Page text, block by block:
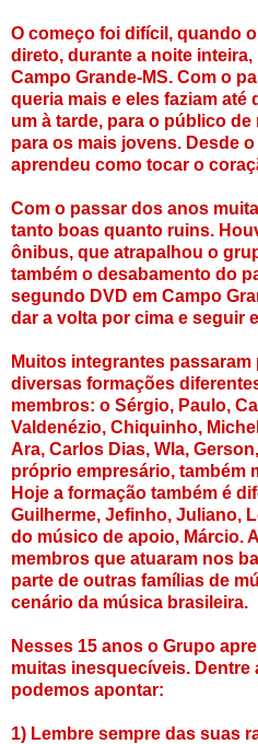
O começo foi difícil, quando
direto, durante a noite
Campo Grande-MS. Com o
queria mais e eles faziam
um à tarde, para o público
para os mais jovens. Desde
aprendeu como tocar o
Com o passar dos anos
tanto boas quanto ruins.
ônibus, que atrapalhou o
também o desabamento do
segundo DVD em Campo
dar a volta por cima e seguir
Muitos integrantes
diversas formações
membros: o Sérgio, Paulo,
Valdenézio, Chiquinho,
Ara, Carlos Dias, Wla,
próprio empresário, também
Hoje a formação também é
Guilherme, Jefinho, Juliano,
do músico de apoio, Márcio.
membros que atuaram nos
parte de outras famílias de
cenário da música brasileira.
Nesses 15 anos o Grupo
muitas inesquecíveis.
podemos apontar:
1) Lembre sempre das suas